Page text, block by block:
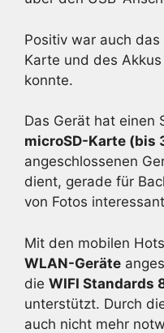
Positiv war auch
Karte und des
konnte.
Das Gerät hat einen
microSD-Karte (bis
angeschlossenen
dient, gerade für
von Fotos
Mit den mobilen
WLAN-Geräte
die WIFI Standards
unterstützt. Durch
auch nicht mehr